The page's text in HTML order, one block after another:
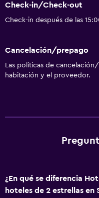
extra)
Accesibilidad
Para no fumadores
Inodoro con barras de
Bañera de hidromasaje
Secador de pelo
Check-in/Check-out
Check-in después de las
Cancelación/prepago
Las políticas de
habitación y el proveedor.
¿En qué se diferencia
hoteles de 2 estrellas en